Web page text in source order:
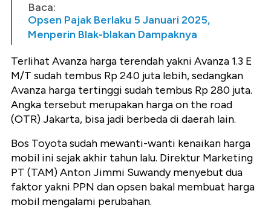
Baca:
Opsen Pajak Berlaku 5 Januari 2025,
Menperin Blak-blakan Dampaknya
Terlihat Avanza harga terendah yakni Avanza 1.3 E
M/T sudah tembus Rp 240 juta lebih, sedangkan
Avanza harga tertinggi sudah tembus Rp 280 juta.
Angka tersebut merupakan harga on the road
(OTR) Jakarta, bisa jadi berbeda di daerah lain.
Bos Toyota sudah mewanti-wanti kenaikan harga
mobil ini sejak akhir tahun lalu. Direktur Marketing
PT (TAM) Anton Jimmi Suwandy menyebut dua
faktor yakni PPN dan opsen bakal membuat harga
mobil mengalami perubahan.